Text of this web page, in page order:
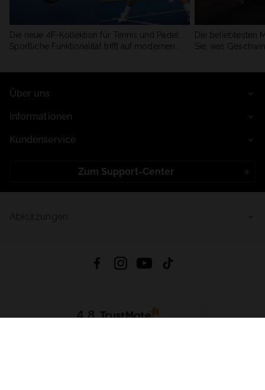
Die neue 4F-Kollektion für Tennis und Padel.
Sportliche Funktionalität trifft auf modernen
Die beliebtesten
Sie, was
Über uns
Informationen
Kundenservice
Zum Support-Center
4.8